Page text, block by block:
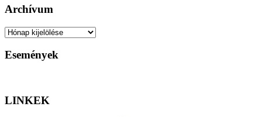
Archívum
Archívum
Események
LINKEK